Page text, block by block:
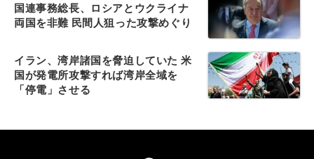
国連事務総長、ロシアとウクライナ
両国を非難 民間人狙った攻撃めぐり
イラン、湾岸諸国を脅迫していた 米
国が発電所攻撃すれば湾岸全域を
「停電」させる